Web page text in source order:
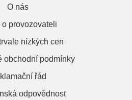
O nás
o provozovateli
nízkých cen
obchodní podmínky
řád
odpovědnost